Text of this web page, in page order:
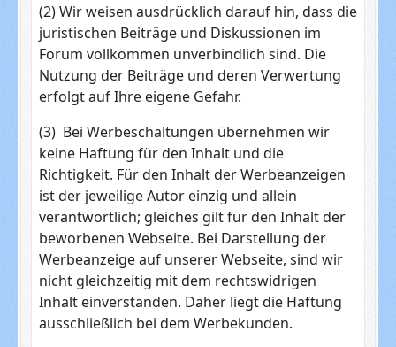
(2) Wir weisen ausdrücklich darauf hin, dass die
juristischen Beiträge und Diskussionen im
Forum vollkommen unverbindlich sind. Die
Nutzung der Beiträge und deren Verwertung
erfolgt auf Ihre eigene Gefahr.
(3) Bei Werbeschaltungen übernehmen wir
keine Haftung für den Inhalt und die
Richtigkeit. Für den Inhalt der Werbeanzeigen
ist der jeweilige Autor einzig und allein
verantwortlich; gleiches gilt für den Inhalt der
beworbenen Webseite. Bei Darstellung der
Werbeanzeige auf unserer Webseite, sind wir
nicht gleichzeitig mit dem rechtswidrigen
Inhalt einverstanden. Daher liegt die Haftung
ausschließlich bei dem Werbekunden.